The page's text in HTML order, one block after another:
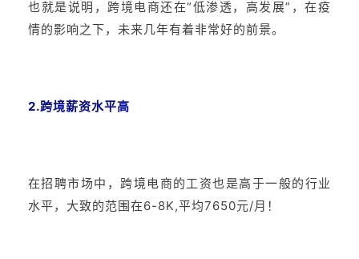
也就是说明，跨境电商还在“低渗透，高发展”，在疫
情的影响之下，未来几年有着非常好的前景。
2.跨境薪资水平高
在招聘市场中，跨境电商的工资也是高于一般的行业
水平，大致的范围在6-8K,平均7650元/月！